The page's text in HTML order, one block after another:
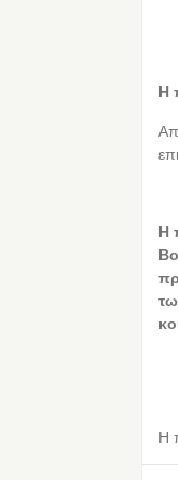
Η
Η
Η